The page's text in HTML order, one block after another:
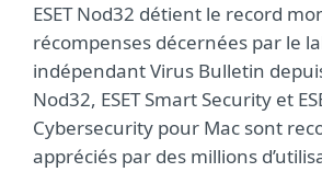
ESET Nod32 détient le record
récompenses décernées par le
indépendant Virus Bulletin
Nod32, ESET Smart Security et
Cybersecurity pour Mac sont
appréciés par des millions